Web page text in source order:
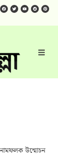
উন্মোচন